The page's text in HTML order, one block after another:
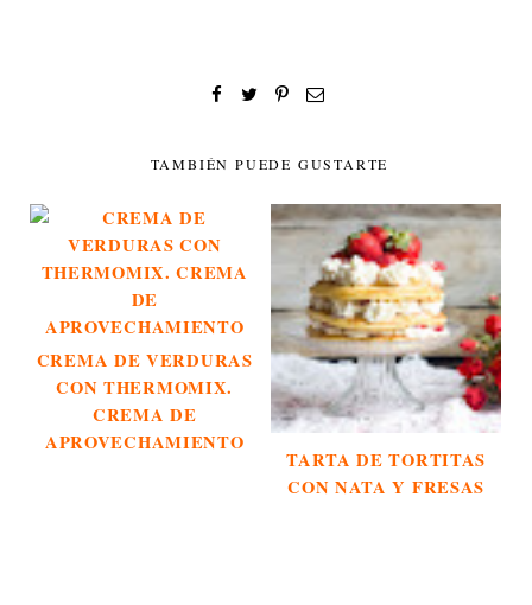
TAMBIÉN PUEDE GUSTARTE
CREMA DE VERDURAS
CON THERMOMIX.
CREMA DE
APROVECHAMIENTO
TARTA DE TORTITAS
CON NATA Y FRESAS